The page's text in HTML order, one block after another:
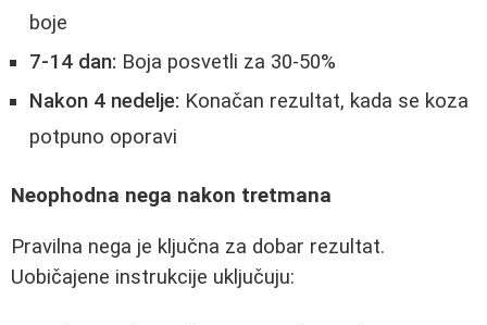
boje
7-14 dan: Boja posvetli za 30-50%
Nakon 4 nedelje: Konačan rezultat, kada se koza
potpuno oporavi
Neophodna nega nakon tretmana
Pravilna nega je ključna za dobar rezultat.
Uobičajene instrukcije uključuju: